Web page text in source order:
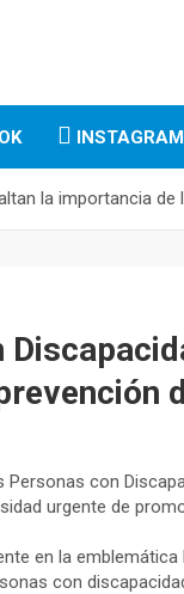
INSTAGRAM
la importancia
con
urgente de
en la emblemática
con